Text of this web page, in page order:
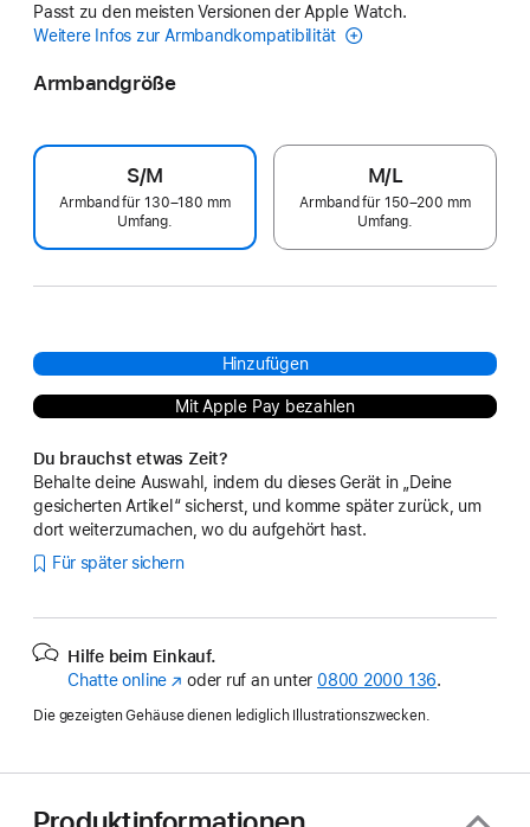
Passt zu den meisten Versionen der Apple Watch.
Weitere Infos zur Armbandkompatibilität
Armbandgröße
S/M
Armband für 130–180 mm
Umfang.
M/L
Armband für 150–200 mm
Umfang.
Hinzufügen
Mit Apple Pay bezahlen
Du brauchst etwas Zeit?
Behalte deine Auswahl, indem du dieses Gerät in „Deine
gesicherten Artikel“ sicherst, und komme später zurück, um
dort weiterzumachen, wo du aufgehört hast.
Für später sichern
Hilfe beim Einkauf.
Chatte online (Öffnet
neues
oder ruf an unter 0800 2000 136.
Die gezeigten Gehäuse dienen lediglich Illustrationszwecken.